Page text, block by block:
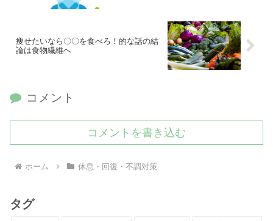
痩せたいなら〇〇を食べろ！的な話の結
論は食物繊維へ
コメント
コメントを書き込む
ホーム 休息・回復・不調対策
タグ